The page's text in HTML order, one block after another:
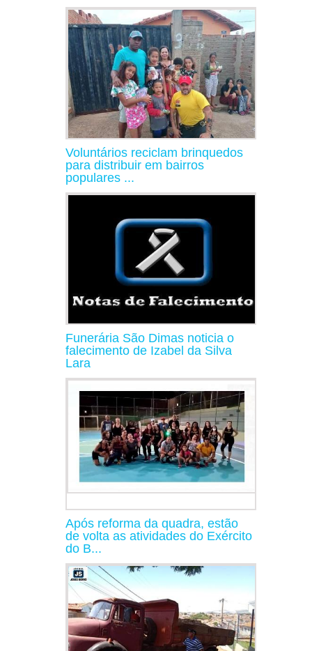
Voluntários reciclam brinquedos
para distribuir em bairros
populares ...
Funerária São Dimas noticia o
falecimento de Izabel da Silva
Lara
Após reforma da quadra, estão
de volta as atividades do Exército
do B...